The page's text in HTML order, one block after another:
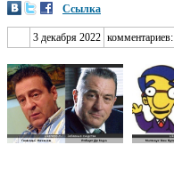
Ссылка
3 декабря 2022 комментариев: